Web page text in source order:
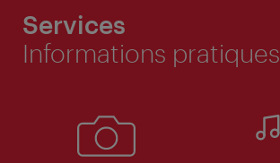
Services
Informations pratiques